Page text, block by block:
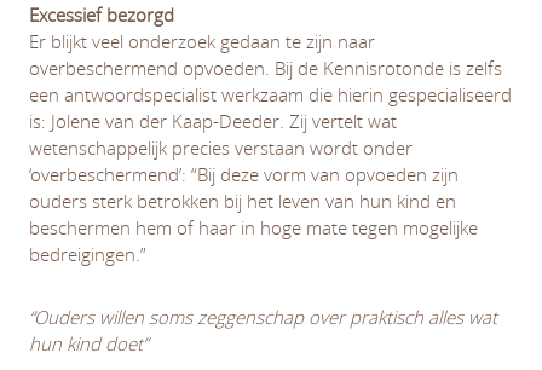
Excessief bezorgd
Er blijkt veel onderzoek gedaan te zijn naar
overbeschermend opvoeden. Bij de Kennisrotonde is zelfs
een antwoordspecialist werkzaam die hierin gespecialiseerd
is: Jolene van der Kaap-Deeder. Zij vertelt wat
wetenschappelijk precies verstaan wordt onder
‘overbeschermend’: “Bij deze vorm van opvoeden zijn
ouders sterk betrokken bij het leven van hun kind en
beschermen hem of haar in hoge mate tegen mogelijke
bedreigingen.”
“Ouders willen soms zeggenschap over praktisch alles wat
hun kind doet”